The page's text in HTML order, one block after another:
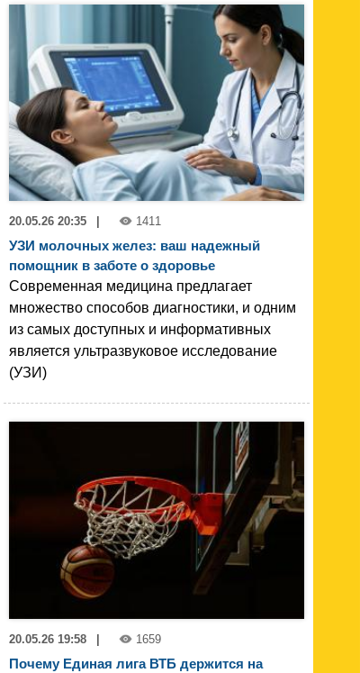
20.05.26 20:35 1411
УЗИ молочных желез: ваш надежный
помощник в заботе о здоровье
Современная медицина предлагает
множество способов диагностики, и одним
из самых доступных и информативных
является ультразвуковое исследование
(УЗИ)
20.05.26 19:58 1659
Почему Единая лига ВТБ держится на